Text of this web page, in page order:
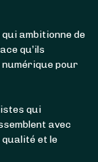
ambitionne de
qu’ils
pour
qui
avec
et le